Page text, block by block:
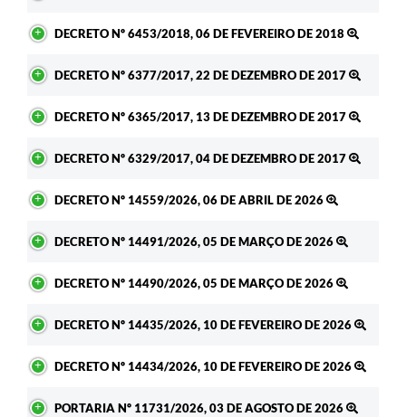
DECRETO Nº 6453/2018, 06 DE FEVEREIRO DE 2018
DECRETO Nº 6377/2017, 22 DE DEZEMBRO DE 2017
DECRETO Nº 6365/2017, 13 DE DEZEMBRO DE 2017
DECRETO Nº 6329/2017, 04 DE DEZEMBRO DE 2017
DECRETO Nº 14559/2026, 06 DE ABRIL DE 2026
DECRETO Nº 14491/2026, 05 DE MARÇO DE 2026
DECRETO Nº 14490/2026, 05 DE MARÇO DE 2026
DECRETO Nº 14435/2026, 10 DE FEVEREIRO DE 2026
DECRETO Nº 14434/2026, 10 DE FEVEREIRO DE 2026
PORTARIA Nº 11731/2026, 03 DE AGOSTO DE 2026